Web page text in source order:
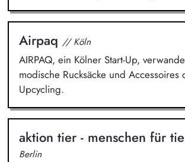
Airpaq // Köln
AIRPAQ, ein Kölner Start-Up,
modische Rucksäcke und Accessoires
Upcycling.
aktion tier - menschen für
Berlin